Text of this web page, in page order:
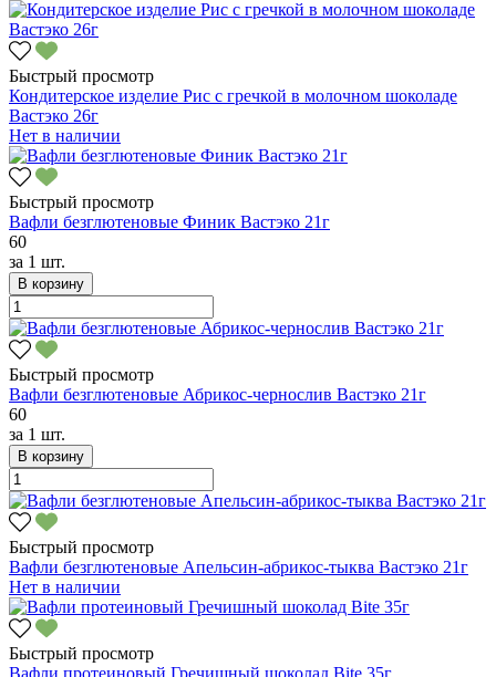
Быстрый просмотр
Кондитерское изделие Рис с гречкой в молочном шоколаде
Вастэко 26г
Нет в наличии
Быстрый просмотр
Вафли безглютеновые Финик Вастэко 21г
60
за 1 шт.
В корзину
Быстрый просмотр
Вафли безглютеновые Абрикос-чернослив Вастэко 21г
60
за 1 шт.
В корзину
Быстрый просмотр
Вафли безглютеновые Апельсин-абрикос-тыква Вастэко 21г
Нет в наличии
Быстрый просмотр
Вафли протеиновый Гречишный шоколад Bite 35г